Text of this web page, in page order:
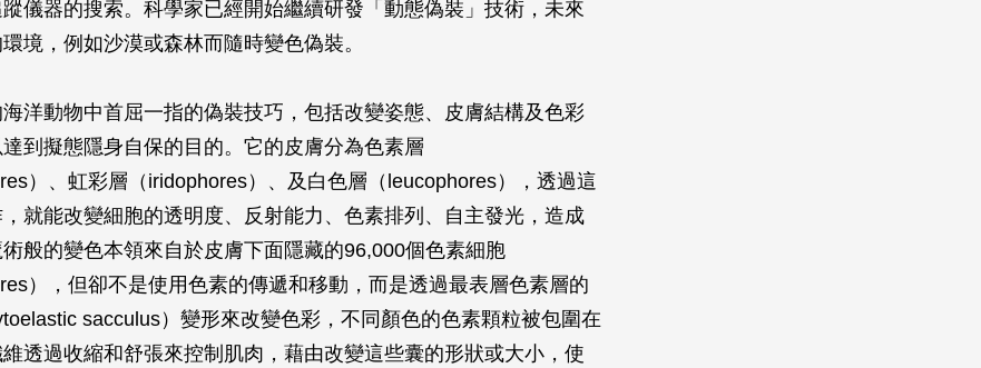
儀器的搜索。科學家已經開始繼續研發「動態偽裝」技術，未來
境，例如沙漠或森林而隨時變色偽裝。
洋動物中首屈一指的偽裝技巧，包括改變姿態、皮膚結構及色彩
到擬態隱身自保的目的。它的皮膚分為色素層
）、虹彩層（iridophores）、及白色層（leucophores），透過這
就能改變細胞的透明度、反射能力、色素排列、自主發光，造成
般的變色本領來自於皮膚下面隱藏的96,000個色素細胞
），但卻不是使用色素的傳遞和移動，而是透過最表層色素層的
sacculus）變形來改變色彩，不同顏色的色素顆粒被包圍在
透過收縮和舒張來控制肌肉，藉由改變這些囊的形狀或大小，使